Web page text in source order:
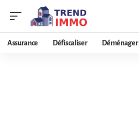
Assurance Défiscaliser Déménager